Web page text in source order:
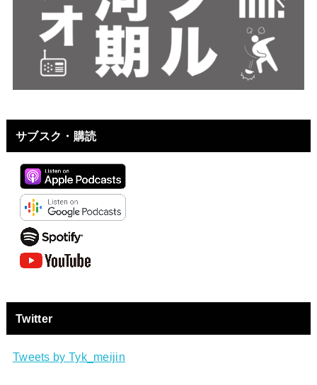
サブスク・購読
Twitter
Tweets by Tyk_meijin